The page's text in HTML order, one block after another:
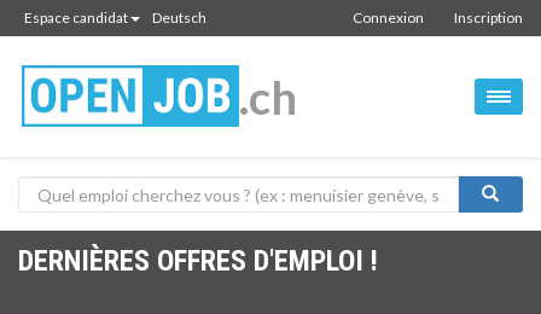
Espace candidat Deutsch Inscription
Connexion
.ch
DERNIÈRES OFFRES D'EMPLOI !